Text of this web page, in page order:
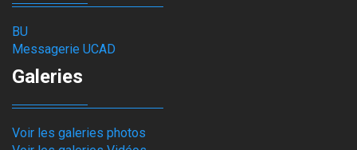
BU
Messagerie UCAD
Galeries
Voir les galeries photos